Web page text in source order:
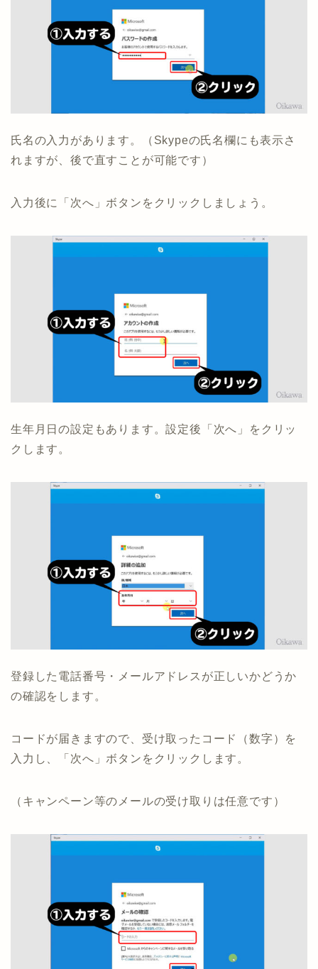
氏名の入力があります。（Skypeの氏名欄にも表示さ
れますが、後で直すことが可能です）
入力後に「次へ」ボタンをクリックしましょう。
生年月日の設定もあります。設定後「次へ」をクリッ
クします。
登録した電話番号・メールアドレスが正しいかどうか
の確認をします。
コードが届きますので、受け取ったコード（数字）を
入力し、「次へ」ボタンをクリックします。
（キャンペーン等のメールの受け取りは任意です）